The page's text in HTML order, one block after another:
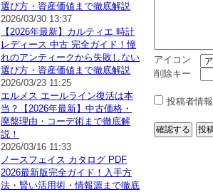
アイコン
削除キー
投稿者情
選び方・資産価値まで徹底解説
2026/03/30 13:37
【2026年最新】カルティエ 時計
レディース 中古 完全ガイド！憧
れのアンティークから失敗しない
選び方・資産価値まで徹底解説
2026/03/23 11:25
エルメス エールライン復活は本
当？【2026年最新】中古価格・
廃盤理由・コーデ術まで徹底解
説！
2026/03/16 11:33
ノースフェイス カタログ PDF
2026最新版完全ガイド！入手方
法・賢い活用術・情報源まで徹底